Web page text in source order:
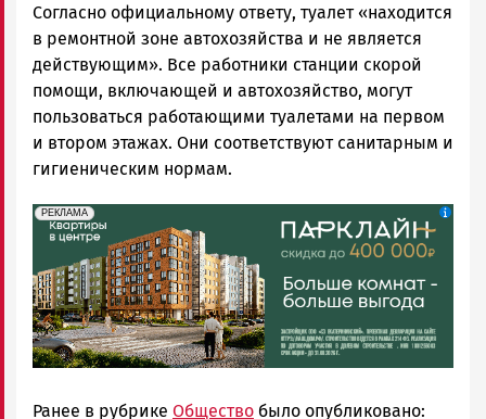
Согласно официальному ответу, туалет «находится
в ремонтной зоне автохозяйства и не является
действующим». Все работники станции скорой
помощи, включающей и автохозяйство, могут
пользоваться работающими туалетами на первом
и втором этажах. Они соответствуют санитарным и
гигиеническим нормам.
erid: 2SDnjdeSPnB
РЕКЛАМА
Реклама
Ранее в рубрике Общество было опубликовано: